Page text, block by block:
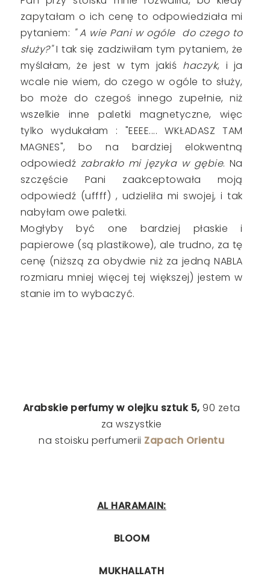
zapytałam o ich cenę to odpowiedziała mi
pytaniem: " A wie Pani w ogóle do czego to
służy?"I tak się zadziwiłam tym pytaniem, że
myślałam, że jest w tym jakiś haczyk, i ja
wcale nie wiem, do czego w ogóle to służy,
bo może do czegoś innego zupełnie, niż
wszelkie inne paletki magnetyczne, więc
tylko wydukałam : "EEEE.... WKŁADASZ TAM
MAGNES", bo na bardziej elokwentną
odpowiedź zabrakło mi języka w gębie. Na
szczęście Pani zaakceptowała moją
odpowiedź (uffff) , udzieliła mi swojej, i tak
nabyłam owe paletki.
Mogłyby być one bardziej płaskie i
papierowe (są plastikowe), ale trudno, za tę
cenę (niższą za obydwie niż za jedną NABLA
rozmiaru mniej więcej tej większej) jestem w
stanie im to wybaczyć.
Arabskie perfumy w olejku sztuk 5,90 zeta
za wszystkie
na stoisku perfumerii Zapach Orientu
AL HARAMAIN:
BLOOM
MUKHALLATH